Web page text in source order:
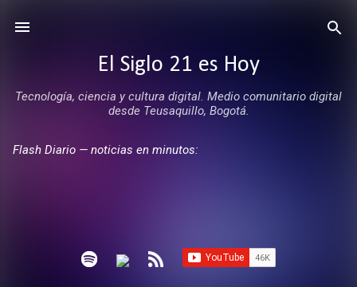
El Siglo 21 es Hoy
Tecnología, ciencia y cultura digital. Medio comunitario digital
desde Teusaquillo, Bogotá.
Flash Diario — noticias en minutos: